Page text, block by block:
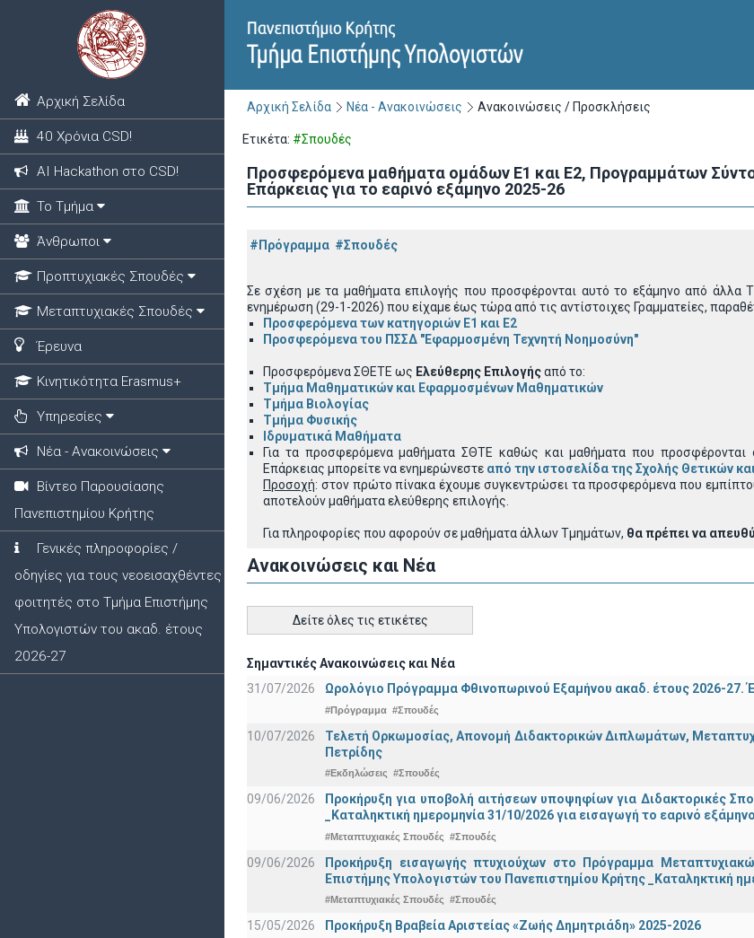
Αρχική Σελίδα
40 Χρόνια CSD!
ΑΙ Hackathon στο CSD!
Το Τμήμα
Άνθρωποι
Προπτυχιακές Σπουδές
Μεταπτυχιακές Σπουδές
Έρευνα
Κινητικότητα Erasmus+
Υπηρεσίες
Νέα - Ανακοινώσεις
Βίντεο Παρουσίασης
Πανεπιστημίου Κρήτης
Γενικές πληροφορίες /
οδηγίες για τους νεοεισαχθέντες
φοιτητές στο Τμήμα Επιστήμης
Υπολογιστών του ακαδ. έτους
2026-27
Αρχική Σελίδα Νέα - Ανακοινώσεις Ανακοινώσεις / Προσκλήσεις
Ετικέτα: #Σπουδές
Προσφερόμενα μαθήματα ομάδων Ε1 και Ε2, Προγραμμάτων
Επάρκειας για το εαρινό εξάμηνο 2025-26
#Πρόγραμμα #Σπουδές
Σε σχέση με τα μαθήματα επιλογής που προσφέρονται αυτό το εξάμηνο από άλλα
ενημέρωση (29-1-2026) που είχαμε έως τώρα από τις αντίστοιχες Γραμματείες,
Προσφερόμενα των κατηγοριών Ε1 και Ε2
Προσφερόμενα του ΠΣΣΔ "Εφαρμοσμένη Τεχνητή Νοημοσύνη"
Προσφερόμενα ΣΘΕΤΕ ως Ελεύθερης Επιλογήςαπό το:
Τμήμα Μαθηματικών και Εφαρμοσμένων Μαθηματικών
Τμήμα Βιολογίας
Τμήμα Φυσικής
Ιδρυματικά Μαθήματα
Για τα προσφερόμενα μαθήματα ΣΘΤΕ καθώς και μαθήματα που προσφέρονται
Επάρκειας μπορείτε να ενημερώνεστε από την ιστοσελίδα της Σχολής Θετικών
Προσοχή: στον πρώτο πίνακα έχουμε συγκεντρώσει τα προσφερόμενα που
αποτελούν μαθήματα ελεύθερης επιλογής.
Για πληροφορίες που αφορούν σε μαθήματα άλλων Τμημάτων, θα πρέπει να
Ανακοινώσεις και Νέα
Δείτε όλες τις ετικέτες
Σημαντικές Ανακοινώσεις και Νέα
31/07/2026
Ωρολόγιο Πρόγραμμα Φθινοπωρινού Εξαμήνου ακαδ. έτους 2026-27.
#Πρόγραμμα #Σπουδές
10/07/2026
Τελετή Ορκωμοσίας, Απονομή Διδακτορικών Διπλωμάτων,
Πετρίδης
#Εκδηλώσεις #Σπουδές
09/06/2026
Προκήρυξη για υποβολή αιτήσεων υποψηφίων για Διδακτορικές
_Καταληκτική ημερομηνία 31/10/2026 για εισαγωγή το εαρινό
#Μεταπτυχιακές Σπουδές #Σπουδές
09/06/2026
Προκήρυξη εισαγωγής πτυχιούχων στo Πρόγραμμα
Eπιστήμης Υπολογιστών του Πανεπιστημίου Κρήτης _Καταληκτική
#Μεταπτυχιακές Σπουδές #Σπουδές
15/05/2026 Προκήρυξη Βραβεία Αριστείας «Ζωής Δημητριάδη» 2025-2026